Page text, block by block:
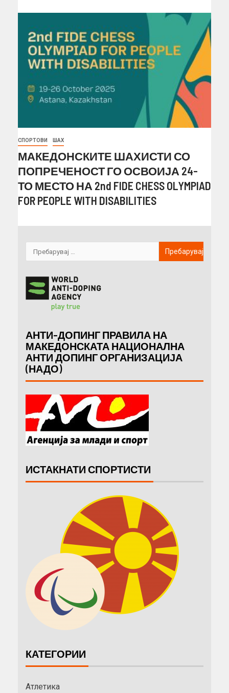
СПОРТОВИ ШАХ
МАКЕДОНСКИТЕ ШАХИСТИ СО
ПОПРЕЧЕНОСТ ГО ОСВОИЈА 24-
ТО МЕСТО НА 2nd FIDE CHESS OLYMPIAD
FOR PEOPLE WITH DISABILITIES
АНТИ-ДОПИНГ ПРАВИЛА НА
МАКЕДОНСКАТА НАЦИОНАЛНА
АНТИ ДОПИНГ ОРГАНИЗАЦИЈА
(НАДО)
ИСТАКНАТИ СПОРТИСТИ
КАТЕГОРИИ
Атлетика